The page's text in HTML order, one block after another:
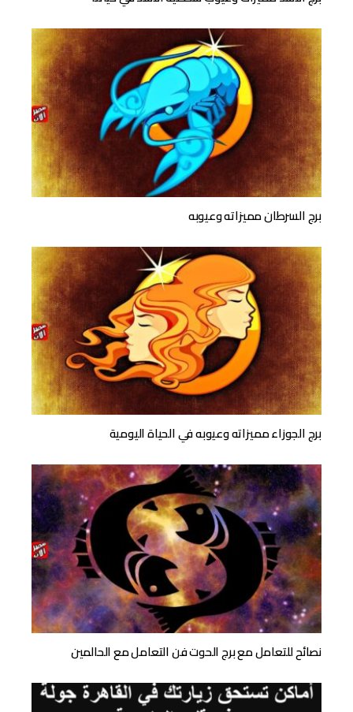
برج السرطان مميزاته وعيوبه
برج الجوزاء مميزاته وعيوبه في الحياة اليومية
نصائح للتعامل مع برج الحوت فن التعامل مع الحالمين